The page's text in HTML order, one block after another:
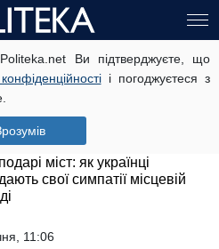
Ви підтверджуєте, що
і погоджуєтеся з
коштуватиме переїзд до
міста світу
17:49
міст: як українці
свої симпатії місцевій
11:06